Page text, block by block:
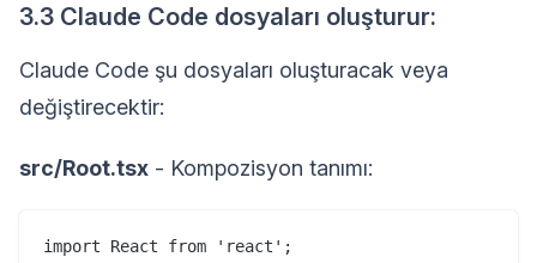
3.3 Claude Code dosyaları oluşturur:
Claude Code şu dosyaları oluşturacak veya
değiştirecektir:
src/Root.tsx - Kompozisyon tanımı:
import React from 'react';